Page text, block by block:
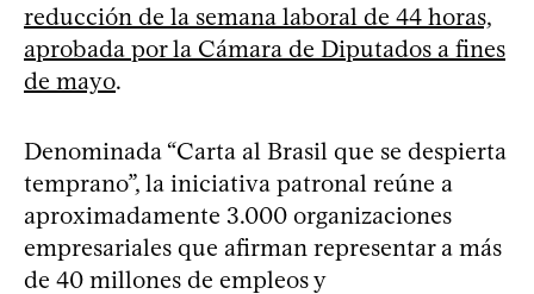
reducción de la semana laboral de 44 horas,
aprobada por la Cámara de Diputados a fines
de mayo.
Denominada “Carta al Brasil que se despierta
temprano”, la iniciativa patronal reúne a
aproximadamente 3.000 organizaciones
empresariales que afirman representar a más
de 40 millones de empleos y